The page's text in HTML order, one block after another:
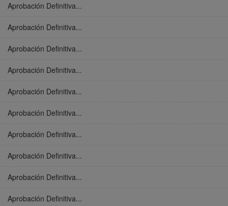
Aprobación Definitiva...
Aprobación Definitiva...
Aprobación Definitiva...
Aprobación Definitiva...
Aprobación Definitiva...
Aprobación Definitiva...
Aprobación Definitiva...
Aprobación Definitiva...
Aprobación Definitiva...
Aprobación Definitiva...